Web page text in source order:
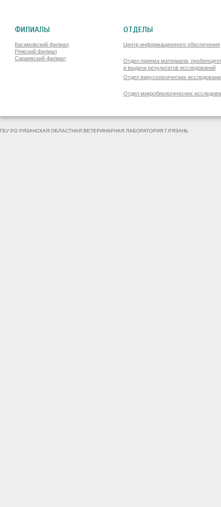
ФИЛИАЛЫ
Касимовский филиал
Ряжский филиал
Сараевский филиал
ОТДЕЛЫ
Центр информационного обеспечения
Отдел приема материала,
и выдачи результатов исследований
Отдел вирусологических
Отдел микробиологических
ГБУ РО РЯЗАНСКАЯ ОБЛАСТНАЯ ВЕТЕРИНАРНАЯ ЛАБОРАТОРИЯ Г.РЯЗАНЬ